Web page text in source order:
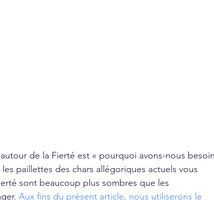
de la Fierté est « pourquoi avons-nous besoin
les paillettes des chars allégoriques actuels vous
sont beaucoup plus sombres que les
Aux fins du présent article, nous utiliserons le